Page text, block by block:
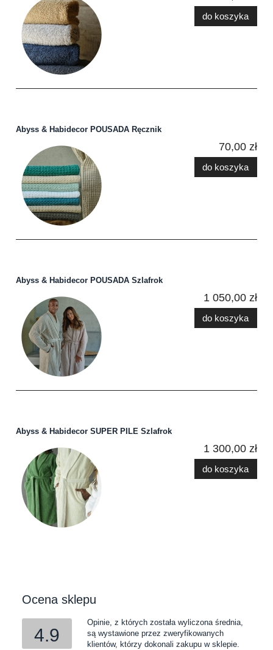
do koszyka
Abyss & Habidecor POUSADA Ręcznik
70,00 zł
do koszyka
Abyss & Habidecor POUSADA Szlafrok
1 050,00 zł
do koszyka
Abyss & Habidecor SUPER PILE Szlafrok
1 300,00 zł
do koszyka
Ocena sklepu
4.9
Opinie, z których została wyliczona średnia,
są wystawione przez zweryfikowanych
klientów, którzy dokonali zakupu w sklepie.